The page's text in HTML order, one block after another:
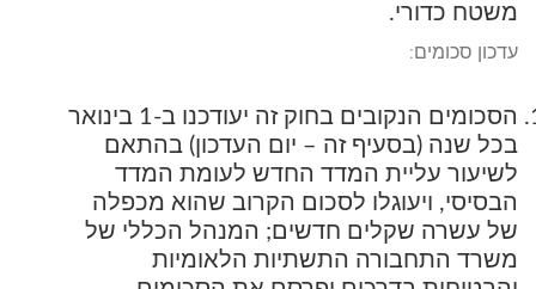
משטח כדורי.
עדכון סכומים:
הסכומים הנקובים בחוק זה יעודכנו ב-1 בינואר
בכל שנה (בסעיף זה – יום העדכון) בהתאם
לשיעור עליית המדד החדש לעומת המדד
הבסיסי, ויעוגלו לסכום הקרוב שהוא מכפלה
של עשרה שקלים חדשים; המנהל הכללי של
משרד התחבורה התשתיות הלאומיות